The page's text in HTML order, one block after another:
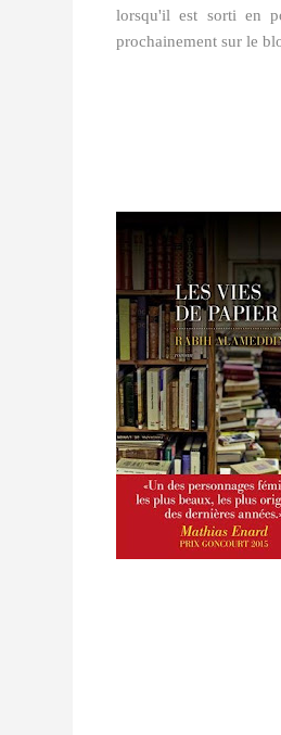
lorsqu'il est sorti en
prochainement sur le